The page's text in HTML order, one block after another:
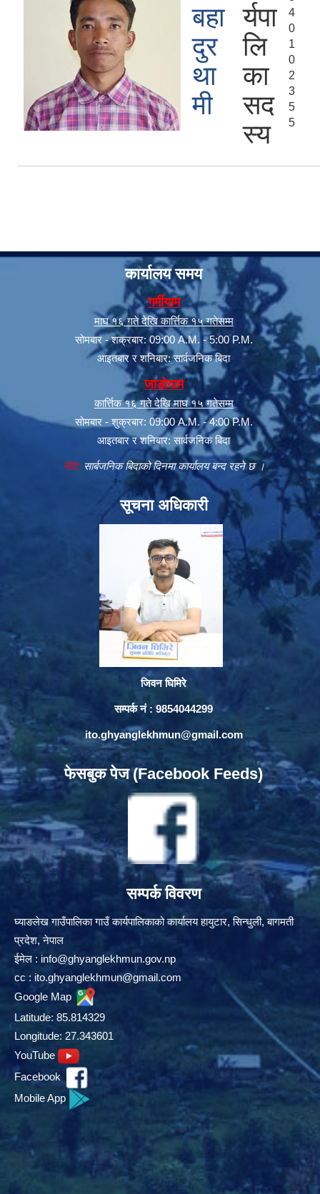
बहा
दुर
था
मी
र्यपा
लि
का
सद
स्य
4
0
1
0
2
3
5
5
कार्यालय समय
गर्मीयाम
माघ १६ गते देखि कार्त्तिक १५ गतेसम्म
सोमबार - शक्रबार: 09:00 A.M. - 5:00 P.M.
आइतबार र शनिबार: सार्वजनिक बिदा
जाडोयाम
कार्त्तिक १६ गते देखि माघ १५ गतेसम्म
सोमबार - शुक्रबार: 09:00 A.M. - 4:00 P.M.
आइतबार र शनिबार: सार्वजनिक बिदा
नोट:सार्बजनिक बिदाको दिनमा कार्यालय बन्द रहने छ ।
सूचना अधिकारी
जिवन घिमिरे
सम्पर्क नं : 9854044299
ito.ghyanglekhmun@gmail.com
फेसबुक पेज (Facebook Feeds)
सम्पर्क विवरण
घ्याङलेख गाउँपालिका गाउँ कार्यपालिकाको कार्यालय हायुटार, सिन्धुली, बागमती
प्रदेश, नेपाल
ईमेल : info@ghyanglekhmun.gov.np
cc : ito.ghyanglekhmun@gmail.com
Google Map
Latitude: 85.814329
Longitude: 27.343601
YouTube
Facebook
Mobile App